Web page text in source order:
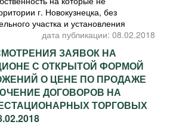
г. Новокузнецка, без
участка и установления
дата публикации: 08.02.2018
ЗАЯВОК НА
С ОТКРЫТОЙ ФОРМОЙ
О ЦЕНЕ ПО ПРОДАЖЕ
ДОГОВОРОВ НА
ТОРГОВЫХ